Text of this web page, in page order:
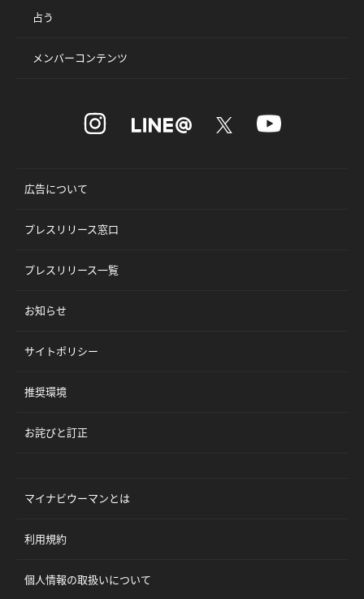
占う
メンバーコンテンツ
広告について
プレスリリース窓口
プレスリリース一覧
お知らせ
サイトポリシー
推奨環境
お詫びと訂正
マイナビウーマンとは
利用規約
個人情報の取扱いについて